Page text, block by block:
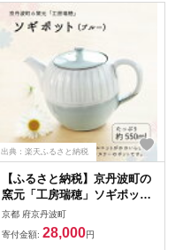
出典：楽天ふるさと納税
【ふるさと納税】京丹波町の
窯元「工房瑞穂」ソギポット
（青） 新生活応援
京都 府京丹波町
寄付金額: 28,000円